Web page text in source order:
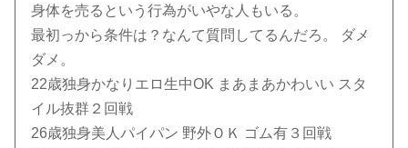
身体を売るという行為がいやな人もいる。
最初っから条件は？なんて質問してるんだろ。 ダメ
ダメ。
22歳独身かなりエロ生中OK まあまあかわいい スタ
イル抜群２回戦
26歳独身美人パイパン 野外ＯＫ ゴム有３回戦